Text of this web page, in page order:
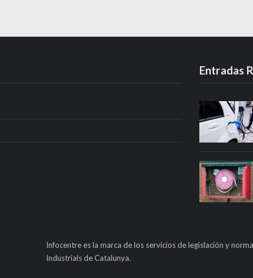
Entradas
Infocentre es la marca de los servicios de legislación y
Industrials de Catalunya.